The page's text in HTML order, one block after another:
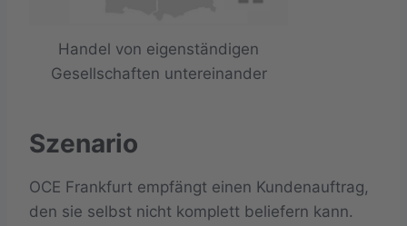
Handel von eigenständigen
Gesellschaften untereinander
Szenario
OCE Frankfurt empfängt einen Kundenauftrag,
den sie selbst nicht komplett beliefern kann.